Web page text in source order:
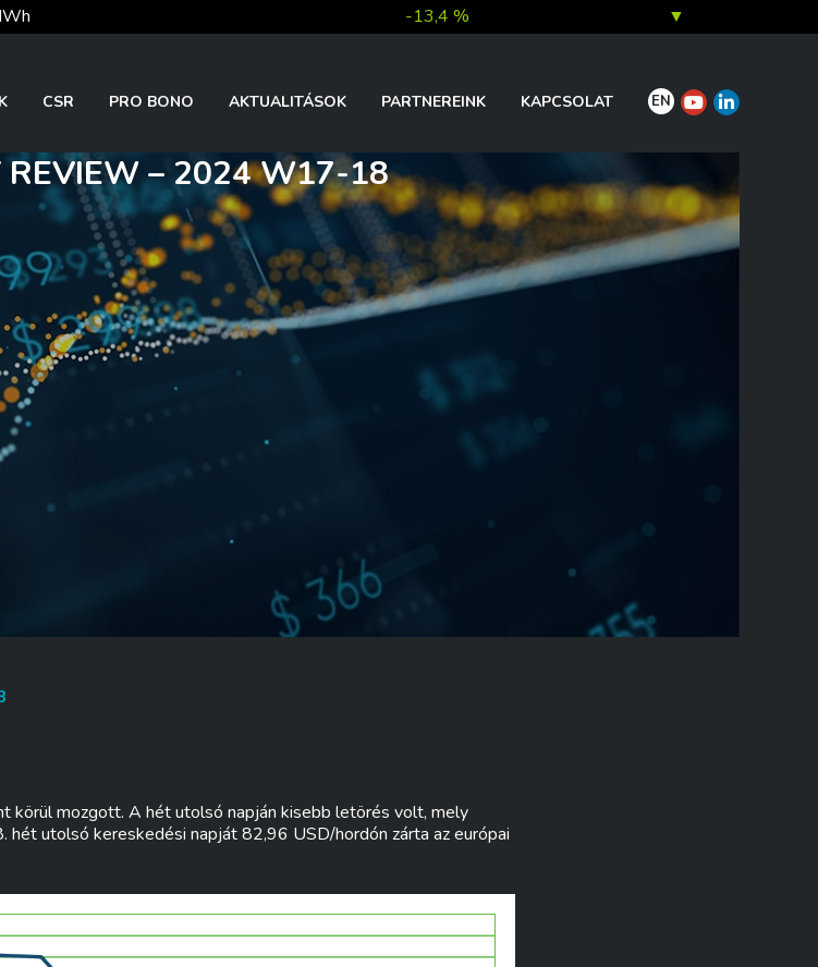
-13,4 % ▼
1,0 % ▲
26 140,13 0,1 %
363,03 Ft
CSR PRO BONO AKTUALITÁSOK PARTNEREINK KAPCSOLAT EN
REVIEW – 2024 W17-18
körül mozgott. A hét utolsó napján kisebb letörés volt, mely
utolsó kereskedési napját 82,96 USD/hordón zárta az európai